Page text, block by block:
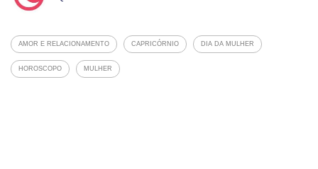
AMOR E RELACIONAMENTO CAPRICÓRNIO DIA DA MULHER
HOROSCOPO MULHER